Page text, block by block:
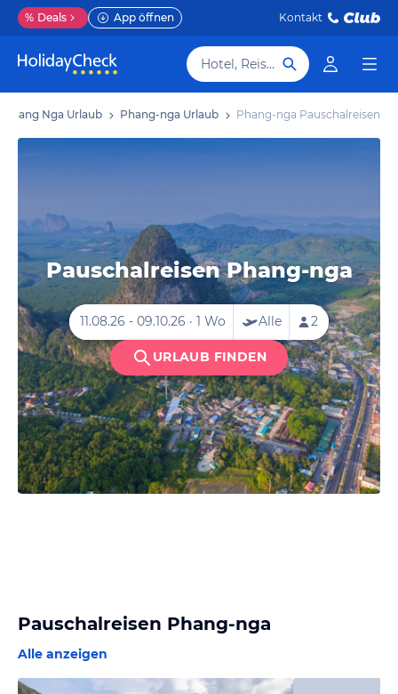
% Deals App öffnen Kontakt
Hotel, Reiseziel
Phang Nga Urlaub Phang-nga Urlaub Phang-nga Pauschalreisen
Pauschalreisen Phang-nga
Pauschalreisen Phang-nga
Alle anzeigen